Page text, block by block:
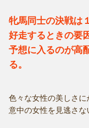
牝馬同士の決戦は
好走するときの要
予想に入るのが高
る。
色々な女性の美しさに
意中の女性を見逃さな